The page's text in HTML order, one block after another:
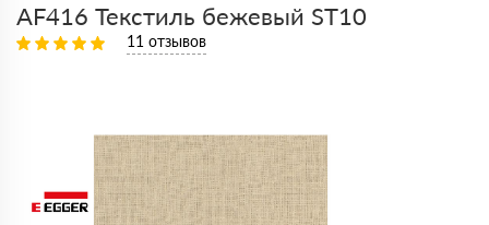
AF416 Текстиль бежевый ST10
11 отзывов